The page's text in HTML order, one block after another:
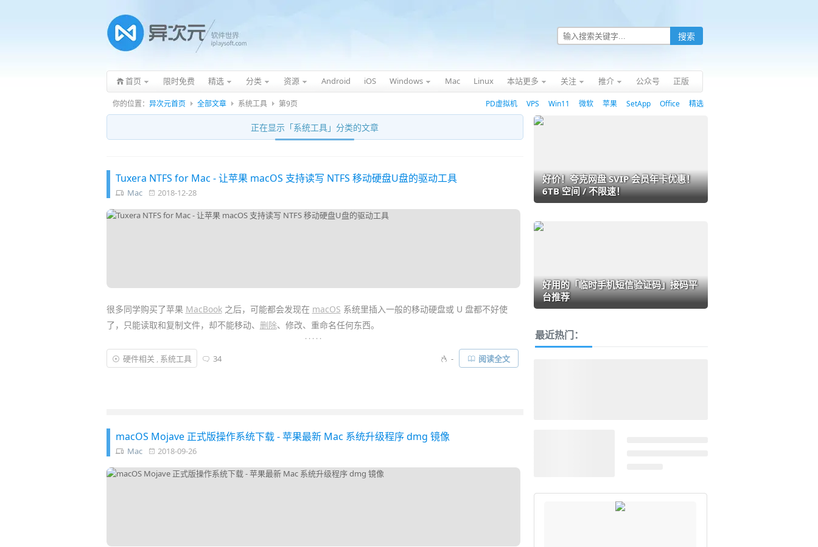
首页 限时免费 精选 分类 资源 Android iOS Windows Mac Linux 本站更多 关注 推介 公众号 正版
你的位置： 异次元首页 全部文章 系统工具 第9页 PD虚拟机 VPS Win11 微软 苹果 SetApp Office 精选
正在显示「系统工具」分类的文章
Tuxera NTFS for Mac - 让苹果 macOS 支持读写 NTFS 移动硬盘U盘的驱动工具
Mac 2018-12-28
很多同学购买了苹果 MacBook之后，可能都会发现在 macOS 系统里插入一般的移动硬盘或 U 盘都不好使
了，只能读取和复制文件，却不能移动、 删除、修改、重命名任何东西。
这个问题主要是由于常见的U盘
Windows 系统的默认磁盘格式，所
以 macOS 系统并不能原生支持。我们需要借助
软件，才能让 Mac 增加
. . . . .
硬件相关 , 系统工具 34 - 阅读全文
macOS Mojave 正式版操作系统下载 - 苹果最新 Mac 系统升级程序 dmg 镜像
Mac 2018-09-26
好价！夸克网盘 SVIP 会员年卡优惠！
6TB 空间 / 不限速！
好用的「临时手机短信验证码」接码平
台推荐
最近热门：